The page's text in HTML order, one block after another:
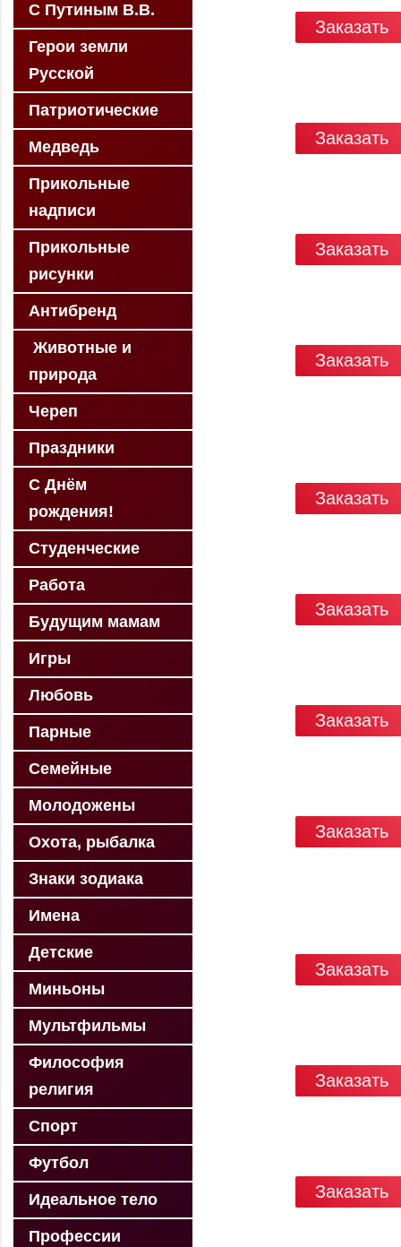
С Путиным В.В.
Герои земли
Русской
Патриотические
Медведь
Прикольные
надписи
Прикольные
рисунки
Антибренд
Животные и
природа
Череп
Праздники
С Днём
рождения!
Студенческие
Работа
Будущим мамам
Игры
Любовь
Парные
Семейные
Молодожены
Охота, рыбалка
Знаки зодиака
Имена
Детские
Миньоны
Мультфильмы
Философия
религия
Спорт
Футбол
Идеальное тело
Профессии
Заказать
Заказать
Заказать
Заказать
Заказать
Заказать
Заказать
Заказать
Заказать
Заказать
Заказать